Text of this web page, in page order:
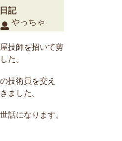
記
やっちゃ
技師を招いて剪
た。
技術員を交え
ました。
話になります。